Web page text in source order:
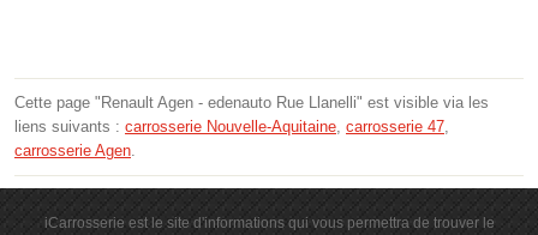
Cette page "Renault Agen - edenauto Rue Llanelli" est visible via les
liens suivants : carrosserie Nouvelle-Aquitaine, carrosserie 47,
carrosserie Agen.
iCarrosserie est le site d'informations qui vous permettra de trouver le